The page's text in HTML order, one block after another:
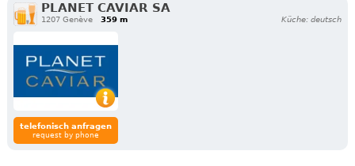
PLANET CAVIAR SA
1207 Genève 359 m Küche: deutsch
telefonisch anfragen
request by phone